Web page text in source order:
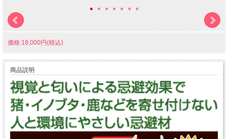
価格:18,000円(税込)
商品説明